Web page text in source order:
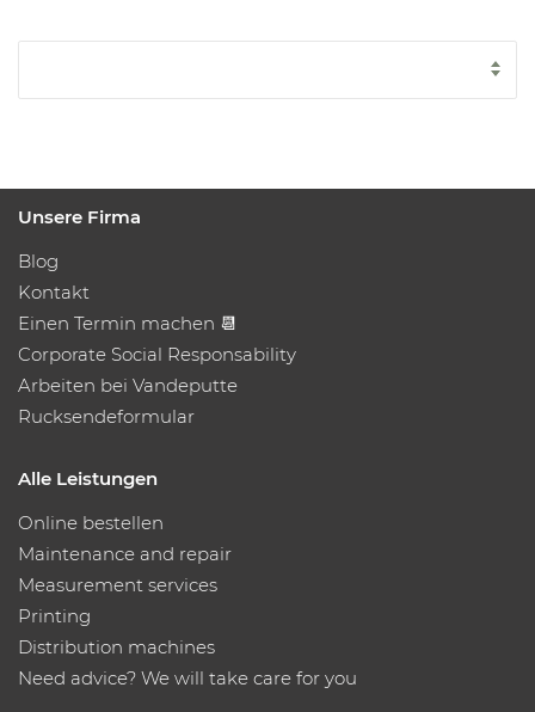
Unsere Firma
Blog
Kontakt
Einen Termin machen 📆
Corporate Social Responsability
Arbeiten bei Vandeputte
Rucksendeformular
Alle Leistungen
Online bestellen
Maintenance and repair
Measurement services
Printing
Distribution machines
Need advice? We will take care for you